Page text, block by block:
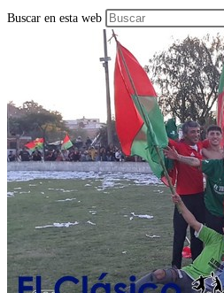
Buscar en esta web